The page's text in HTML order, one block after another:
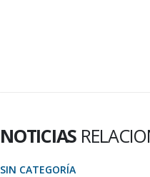
NOTICIAS
SIN CATEGORÍA